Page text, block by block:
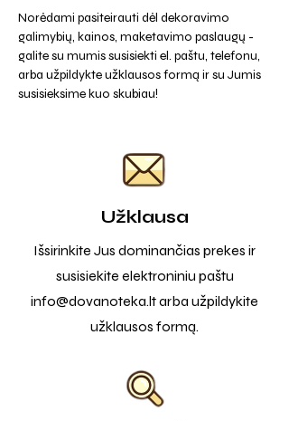
Norėdami pasiteirauti dėl dekoravimo
galimybių, kainos, maketavimo paslaugų -
galite su mumis susisiekti el. paštu, telefonu,
arba užpildykte užklausos formą ir su Jumis
susisieksime kuo skubiau!
Užklausa
Išsirinkite Jus dominančias prekes ir
susisiekite elektroniniu paštu
info@dovanoteka.ltarba užpildykite
užklausos formą.